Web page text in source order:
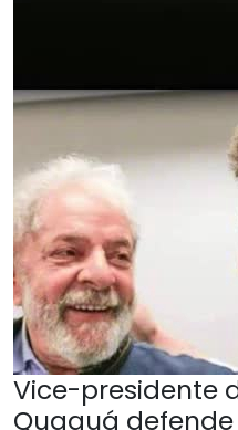
Vice-presidente
Quaquá